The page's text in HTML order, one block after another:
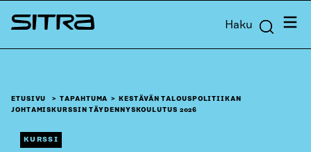
Siirry
suoraan
Sitra Haku
ETUSIVU TAPAHTUMA
KESTÄVÄN TALOUSPOLITIIKAN
JOHTAMISKURSSIN TÄYDENNYSKOULUTUS 2026
KURSSI